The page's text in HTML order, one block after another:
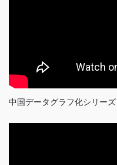
中国データグラフ化シリーズ